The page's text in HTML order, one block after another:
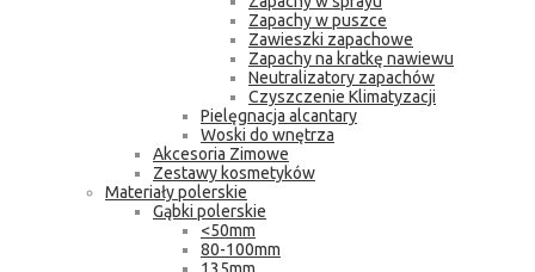
Zapachy w puszce
Zawieszki zapachowe
Zapachy na kratkę nawiewu
Neutralizatory zapachów
Czyszczenie Klimatyzacji
Pielęgnacja alcantary
Woski do wnętrza
Akcesoria Zimowe
Zestawy kosmetyków
Materiały polerskie
Gąbki polerskie
<50mm
80-100mm